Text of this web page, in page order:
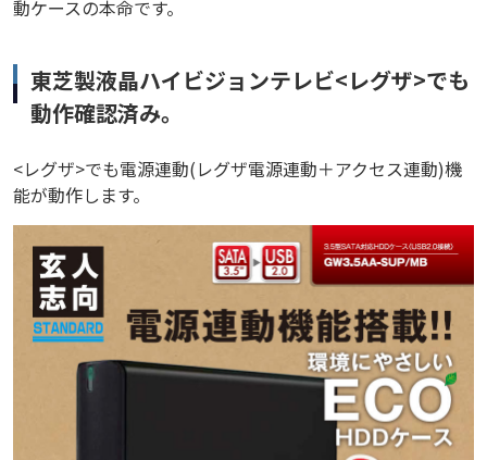
動ケースの本命です。
東芝製液晶ハイビジョンテレビ<レグザ>でも
動作確認済み。
<レグザ>でも電源連動(レグザ電源連動＋アクセス連動)機
能が動作します。